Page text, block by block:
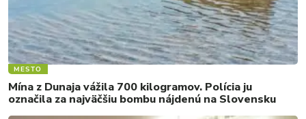
MESTO
Mína z Dunaja vážila 700 kilogramov. Polícia ju
označila za najväčšiu bombu nájdenú na Slovensku